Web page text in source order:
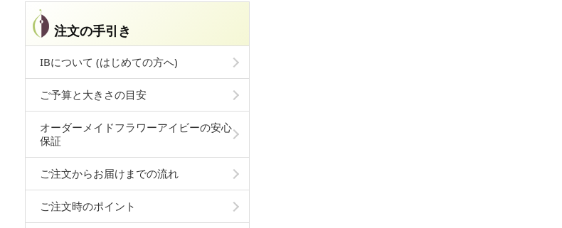
注文の手引き
IBについて (はじめての方へ)
ご予算と大きさの目安
オーダーメイドフラワーアイビーの安心
保証
ご注文からお届けまでの流れ
ご注文時のポイント